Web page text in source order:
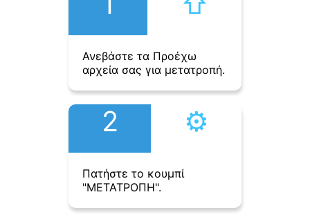
Ανεβάστε τα Προέχω
αρχεία σας για μετατροπή.
2 ⚙︎
Πατήστε το κουμπί
"ΜΕΤΑΤΡΟΠΗ".